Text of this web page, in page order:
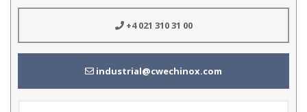
+4 021 310 31 00
industrial@cwechinox.com